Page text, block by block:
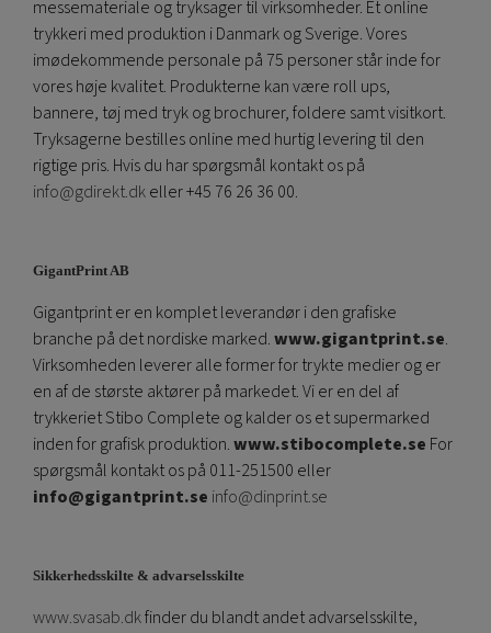
messemateriale og tryksager til virksomheder. Et online
trykkeri med produktion i Danmark og Sverige. Vores
imødekommende personale på 75 personer står inde for
vores høje kvalitet. Produkterne kan være roll ups,
bannere, tøj med tryk og brochurer, foldere samt visitkort.
Tryksagerne bestilles online med hurtig levering til den
rigtige pris. Hvis du har spørgsmål kontakt os på
info@gdirekt.dkeller +45 76 26 36 00.
GigantPrint AB
Gigantprint er en komplet leverandør i den grafiske
branche på det nordiske marked.www.gigantprint.se.
Virksomheden leverer alle former for trykte medier og er
en af ​​de største aktører på markedet. Vi er en del af
trykkeriet Stibo Complete og kalder os et supermarked
inden for grafisk produktion.www.stibocomplete.se For
spørgsmål kontakt os på 011-251500 eller
info@gigantprint.se info@dinprint.se
Sikkerhedsskilte & advarselsskilte
www.svasab.dkfinder du blandt andet advarselsskilte,